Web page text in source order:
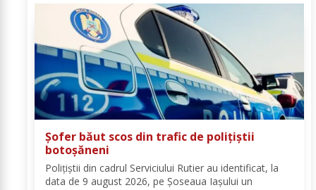
Șofer băut scos din trafic de polițiștii
botoșăneni
Polițiștii din cadrul Serviciului Rutier au identificat, la
data de 9 august 2026, pe Șoseaua Iașului un